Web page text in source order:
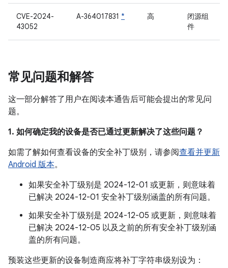
CVE-2024-
43052
A-364017831 * 高
闭源组
件
常见问题和解答
这一部分解答了用户在阅读本通告后可能会提出的常见问
题。
1. 如何确定我的设备是否已通过更新解决了这些问题？
如需了解如何查看设备的安全补丁级别，请参阅查看并更新
Android 版本。
如果安全补丁级别是 2024-12-01 或更新，则意味着
已解决 2024-12-01 安全补丁级别涵盖的所有问题。
如果安全补丁级别是 2024-12-05 或更新，则意味着
已解决 2024-12-05 以及之前的所有安全补丁级别涵
盖的所有问题。
预装这些更新的设备制造商应将补丁字符串级别设为：